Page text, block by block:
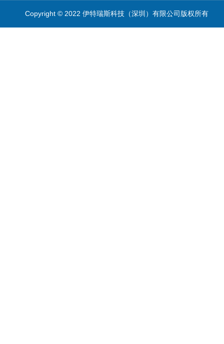
Copyright © 2022 伊特瑞斯科技（深圳）有限公司版权所有